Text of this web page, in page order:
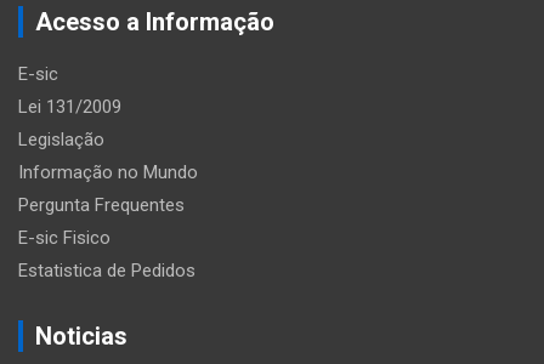
Acesso a Informação
E-sic
Lei 131/2009
Legislação
Informação no Mundo
Pergunta Frequentes
E-sic Fisico
Estatistica de Pedidos
Noticias